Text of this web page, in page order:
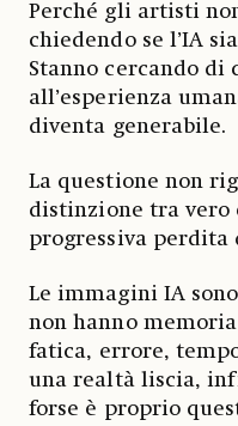
Perché gli artisti
chiedendo se l’IA
Stanno cercando di
all’esperienza
diventa generabile.
La questione non
distinzione tra vero
progressiva
Le immagini IA
non hanno
fatica, errore,
una realtà liscia,
forse è proprio